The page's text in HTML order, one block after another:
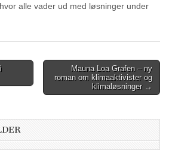
alle vader ud med løsninger under
Mauna Loa Grafen – ny
roman om klimaaktivister og
klimaløsninger →